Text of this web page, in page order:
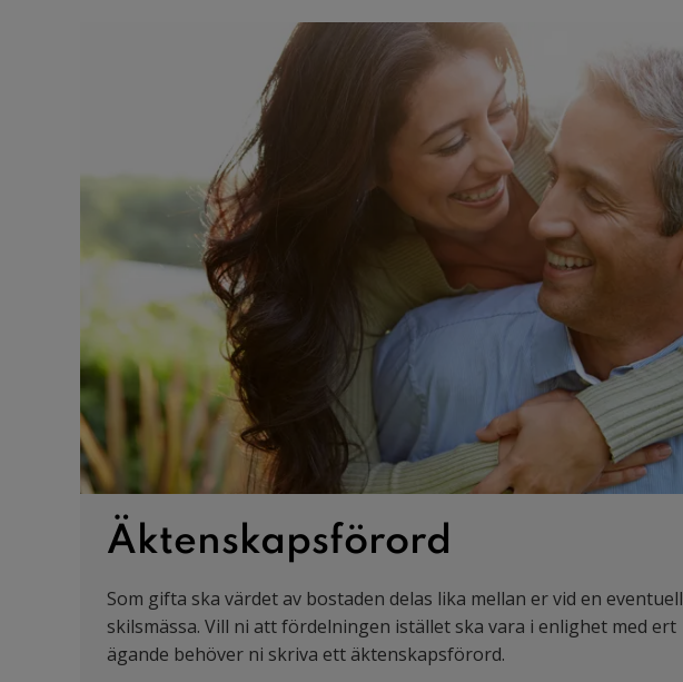
Äktenskapsförord
Som gifta ska värdet av bostaden delas lika mellan er vid en eventuell
skilsmässa. Vill ni att fördelningen istället ska vara i enlighet med ert
ägande behöver ni skriva ett äktenskapsförord.